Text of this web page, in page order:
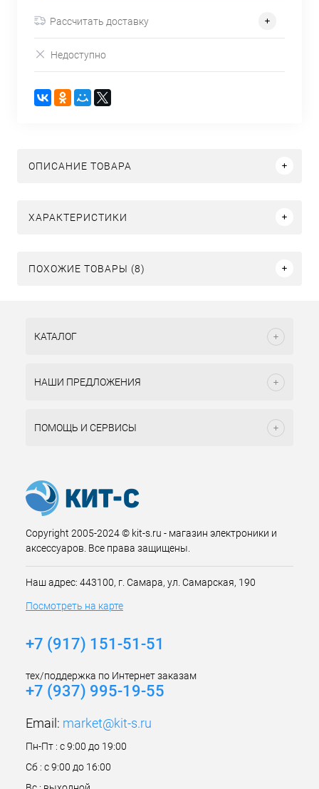
Рассчитать доставку
Недоступно
ОПИСАНИЕ ТОВАРА
ХАРАКТЕРИСТИКИ
ПОХОЖИЕ ТОВАРЫ (8)
КАТАЛОГ
НАШИ ПРЕДЛОЖЕНИЯ
ПОМОЩЬ И СЕРВИСЫ
Copyright 2005-2024 © kit-s.ru - магазин электроники и
аксессуаров. Все права защищены.
Наш адрес: 443100, г. Самара, ул. Самарская, 190
Посмотреть на карте
+7 (917) 151-51-51
тех/поддержка по Интернет заказам
+7 (937) 995-19-55
Email: market@kit-s.ru
Пн-Пт : с 9:00 до 19:00
Сб : с 9:00 до 16:00